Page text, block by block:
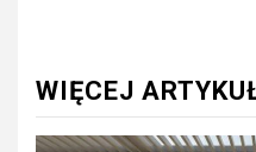
WIĘCEJ